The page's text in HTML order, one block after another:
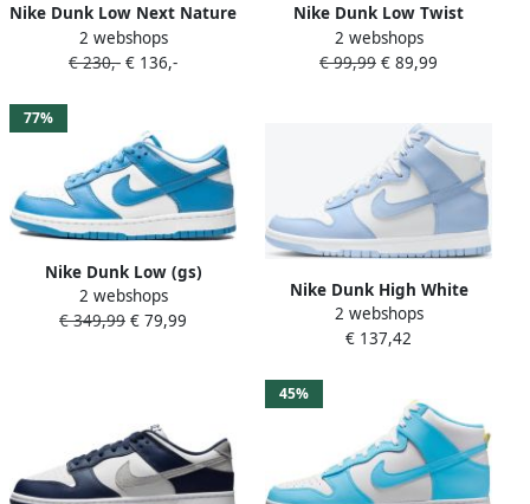
Nike Dunk Low Next Nature
Gebroken Wit Donkerblauw
Sneakers Dames Doos
2 webshops
€ 230,- € 136,-
Nike Dunk Low Twist
Dames Sneakers Blauw Wit
2 webshops
€ 99,99 € 89,99
77%
Nike Dunk Low (gs)
Basketball Schoenen white
university blue white maat:
2 webshops
€ 349,99 € 79,99
Nike Dunk High White
Aluminum DD1869
2 webshops
€ 137,42
45%